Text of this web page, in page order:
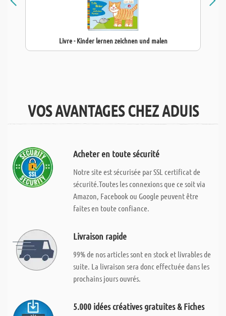
Livre - Kinder lernen zeichnen und malen
VOS AVANTAGES CHEZ ADUIS
Acheter en toute sécurité
Notre site est sécurisée par SSL certificat de
sécurité.Toutes les connexions que ce soit via
Amazon, Facebook ou Google peuvent être
faites en toute confiance.
Livraison rapide
99% de nos articles sont en stock et livrables de
suite. La livraison sera donc effectuée dans les
prochains jours ouvrés.
5.000 idées créatives gratuites & Fiches